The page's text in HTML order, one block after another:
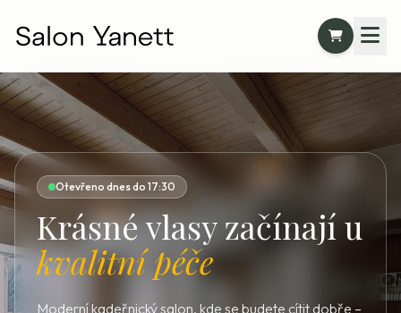
Otevřeno dnes do 17:30
Krásné vlasy začínají u
kvalitní péče
Moderní kadeřnický salon, kde se budete cítit dobře –